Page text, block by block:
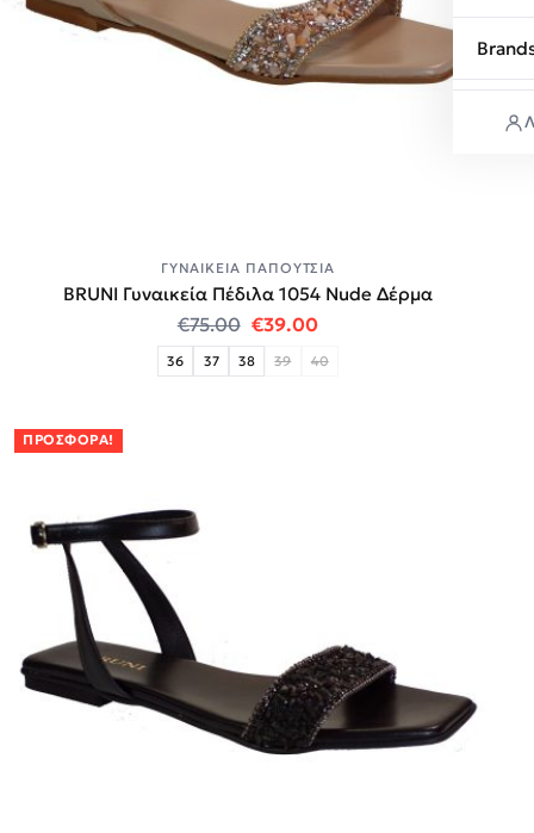
ΓΥΝΑΙΚΕΊΑ ΠΑΠΟΎΤΣΙΑ
BRUNI Γυναικεία Πέδιλα 1054 Nude Δέρμα
€75.00 Original price was: €75.00.
€39.00Η τρέχουσα τιμή
36 37 38 39 40
ΠΡΟΣΦΟΡΆ!